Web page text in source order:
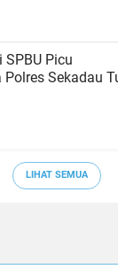
Picu
Sekadau
LIHAT SEMUA